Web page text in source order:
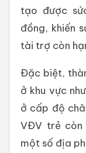
tạo được
đồng, khiến
tài trợ còn
Đặc biệt,
ở khu vực
ở cấp độ
VĐV trẻ còn
một số địa